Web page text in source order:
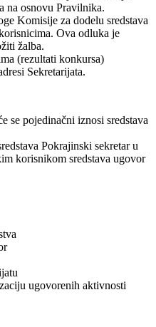
na osnovu Pravilnika.
Komisije za dodelu sredstava
Ova odluka je
žalba.
(rezultati konkursa)
Sekretarijata.
se pojedinačni iznosi sredstava
Pokrajinski sekretar u
korisnikom sredstava ugovor
ugovorenih aktivnosti